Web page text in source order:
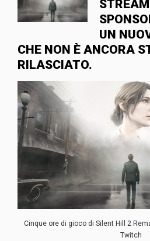
UN
CHE NON È ANCORA
RILASCIATO.
Cinque ore di gioco di Silent Hill 2
Twitch